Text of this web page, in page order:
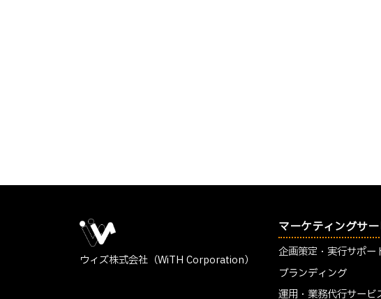
ウィズ株式会社（WiTH Corporation）
マーケティングサ
企画策定・実行サポー
ブランディング
運用・業務代行サービ